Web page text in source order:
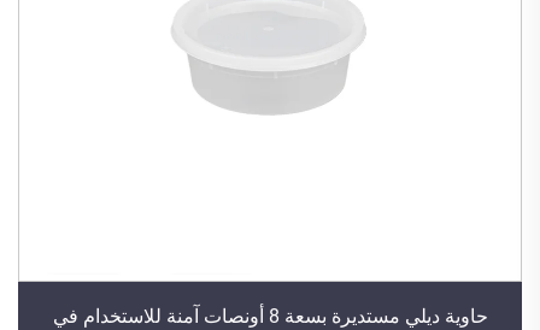
حاوية ديلي مستديرة بسعة 8 أونصات آمنة للاستخدام في